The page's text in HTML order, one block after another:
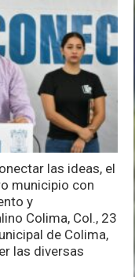
las ideas, el
municipio con
y
Colima, Col., 23
de Colima,
las diversas